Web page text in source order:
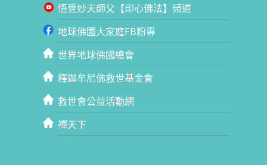
悟覺妙天師父【印心佛法】頻道
地球佛國大家庭FB粉專
世界地球佛國總會
釋迦牟尼佛救世基金會
救世會公益活動網
禪天下